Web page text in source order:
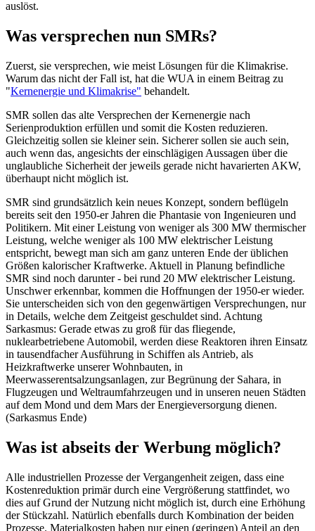
auslöst.
Was versprechen nun SMRs?
Zuerst, sie versprechen, wie meist Lösungen für die Klimakrise.
Warum das nicht der Fall ist, hat die WUA in einem Beitrag zu
"Kernenergie und Klimakrise" behandelt.
SMR sollen das alte Versprechen der Kernenergie nach
Serienproduktion erfüllen und somit die Kosten reduzieren.
Gleichzeitig sollen sie kleiner sein. Sicherer sollen sie auch sein,
auch wenn das, angesichts der einschlägigen Aussagen über die
unglaubliche Sicherheit der jeweils gerade nicht havarierten AKW,
überhaupt nicht möglich ist.
SMR sind grundsätzlich kein neues Konzept, sondern beflügeln
bereits seit den 1950-er Jahren die Phantasie von Ingenieuren und
Politikern. Mit einer Leistung von weniger als 300 MW thermischer
Leistung, welche weniger als 100 MW elektrischer Leistung
entspricht, bewegt man sich am ganz unteren Ende der üblichen
Größen kalorischer Kraftwerke. Aktuell in Planung befindliche
SMR sind noch darunter - bei rund 20 MW elektrischer Leistung.
Unschwer erkennbar, kommen die Hoffnungen der 1950-er wieder.
Sie unterscheiden sich von den gegenwärtigen Versprechungen, nur
in Details, welche dem Zeitgeist geschuldet sind. Achtung
Sarkasmus: Gerade etwas zu groß für das fliegende,
nuklearbetriebene Automobil, werden diese Reaktoren ihren Einsatz
in tausendfacher Ausführung in Schiffen als Antrieb, als
Heizkraftwerke unserer Wohnbauten, in
Meerwasserentsalzungsanlagen, zur Begrünung der Sahara, in
Flugzeugen und Weltraumfahrzeugen und in unseren neuen Städten
auf dem Mond und dem Mars der Energieversorgung dienen.
(Sarkasmus Ende)
Was ist abseits der Werbung möglich?
Alle industriellen Prozesse der Vergangenheit zeigen, dass eine
Kostenreduktion primär durch eine Vergrößerung stattfindet, wo
dies auf Grund der Nutzung nicht möglich ist, durch eine Erhöhung
der Stückzahl. Natürlich ebenfalls durch Kombination der beiden
Prozesse. Materialkosten haben nur einen (geringen) Anteil an den